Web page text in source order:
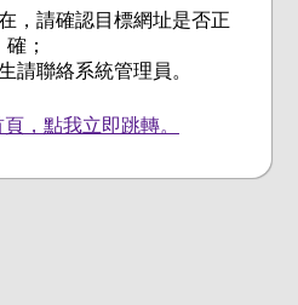
，請確認目標網址是否正
確；
請聯絡系統管理員。
，點我立即跳轉。